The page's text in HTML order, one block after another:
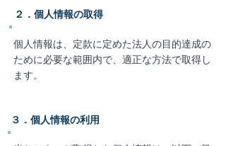
２．個人情報の取得
個人情報は、定款に定めた法人の目的達成の
ために必要な範囲内で、適正な方法で取得し
ます。
３．個人情報の利用